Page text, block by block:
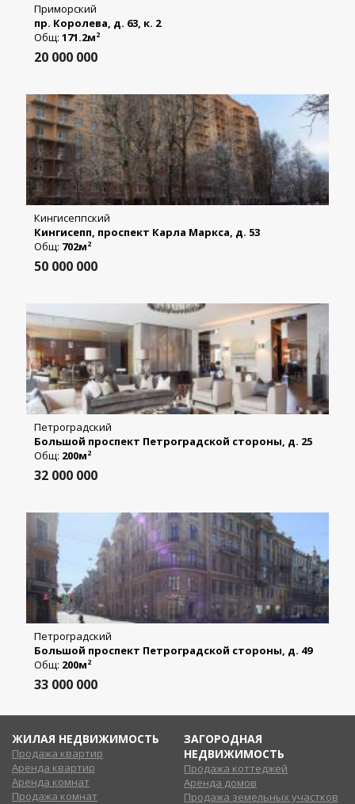
Приморский
пр. Королева, д. 63, к. 2
Общ: 171.2м2
20 000 000
Кингисеппский
Кингисепп, проспект Карла Маркса, д. 53
Общ: 702м2
50 000 000
Петроградский
Большой проспект Петроградской стороны, д. 25
Общ: 200м2
32 000 000
Петроградский
Большой проспект Петроградской стороны, д. 49
Общ: 200м2
33 000 000
ЖИЛАЯ НЕДВИЖИМОСТЬ
Продажа квартир
Аренда квартир
Аренда комнат
Продажа комнат
ЗАГОРОДНАЯ
НЕДВИЖИМОСТЬ
Продажа коттеджей
Аренда домов
Продажа земельных участков